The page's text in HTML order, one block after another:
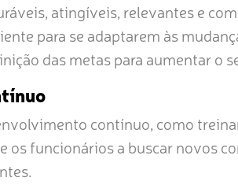
atingíveis, relevantes e
para se adaptarem às
das metas para aumentar o
contínuo, como
funcionários a buscar novos